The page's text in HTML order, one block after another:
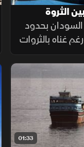
الثروة
بحدود
ورغم غناه بالثروات
كارثة
وجرائم حرب منذ 2003، أحيلت للجنائية
01:33